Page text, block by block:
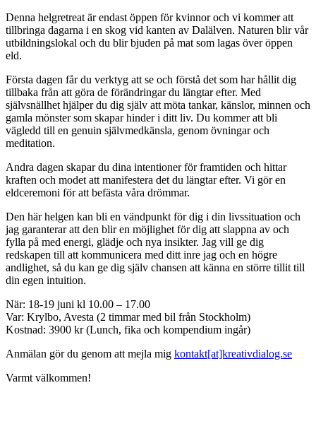
Denna helgretreat är endast öppen för kvinnor och vi kommer att
tillbringa dagarna i en skog vid kanten av Dalälven. Naturen blir vår
utbildningslokal och du blir bjuden på mat som lagas över öppen
eld.
Första dagen får du verktyg att se och förstå det som har hållit dig
tillbaka från att göra de förändringar du längtar efter. Med
självsnällhet hjälper du dig själv att möta tankar, känslor, minnen och
gamla mönster som skapar hinder i ditt liv. Du kommer att bli
vägledd till en genuin självmedkänsla, genom övningar och
meditation.
Andra dagen skapar du dina intentioner för framtiden och hittar
kraften och modet att manifestera det du längtar efter. Vi gör en
eldceremoni för att befästa våra drömmar.
Den här helgen kan bli en vändpunkt för dig i din livssituation och
jag garanterar att den blir en möjlighet för dig att slappna av och
fylla på med energi, glädje och nya insikter. Jag vill ge dig
redskapen till att kommunicera med ditt inre jag och en högre
andlighet, så du kan ge dig själv chansen att känna en större tillit till
din egen intuition.
När: 18-19 juni kl 10.00 – 17.00
Var: Krylbo, Avesta (2 timmar med bil från Stockholm)
Kostnad: 3900 kr (Lunch, fika och kompendium ingår)
Anmälan gör du genom att mejla mig kontakt[at]kreativdialog.se
Varmt välkommen!